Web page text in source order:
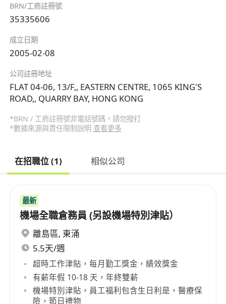
BRN/工商註冊號
35335606
成立日期
2005-02-08
公司註冊地址
FLAT 04-06, 13/F,, EASTERN CENTRE, 1065 KING'S
ROAD,, QUARRY BAY, HONG KONG
*BRN / 工商註冊號非電話號碼，請勿撥打
*數據來源與責任限制說明 查看更多
在招職位 (1) 相似公司
最新
機場全職倉務員 (另設機場特別津貼）
離島區, 東涌
5.5天/週
超時工作津貼，每月勤工獎金，績效獎金
有薪年假 10-18 天，年終雙薪
機場特別津貼，員工福利包含生日利是，醫療保
險，節日禮物